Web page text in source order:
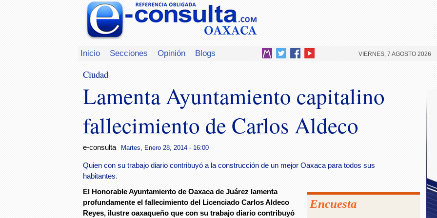
Inicio Secciones Opinión Blogs VIERNES, 7 AGOSTO 2026
Ciudad
Lamenta Ayuntamiento capitalino
fallecimiento de Carlos Aldeco
e-consulta Martes, Enero 28, 2014 - 16:00
Quien con su trabajo diario contribuyó a la construcción de un mejor Oaxaca para todos sus
habitantes.
El Honorable Ayuntamiento de Oaxaca de Juárez lamenta
profundamente el fallecimiento del Licenciado Carlos Aldeco
Reyes, ilustre oaxaqueño que con su trabajo diario contribuyó
Encuesta